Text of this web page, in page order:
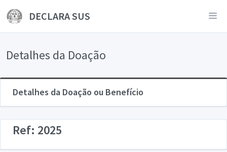
DECLARA SUS
Detalhes da Doação
Detalhes da Doação ou Benefício
Ref: 2025